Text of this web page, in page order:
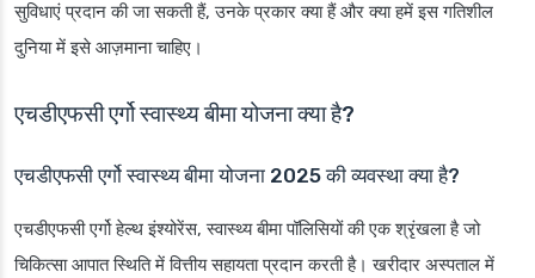
सुविधाएं प्रदान की जा सकती हैं, उनके प्रकार क्या हैं और क्या हमें इस गतिशील
दुनिया में इसे आज़माना चाहिए।
एचडीएफसी एर्गो स्वास्थ्य बीमा योजना क्या है?
एचडीएफसी एर्गो स्वास्थ्य बीमा योजना 2025 की व्यवस्था क्या है?
एचडीएफसी एर्गो हेल्थ इंश्योरेंस, स्वास्थ्य बीमा पॉलिसियों की एक श्रृंखला है जो
चिकित्सा आपात स्थिति में वित्तीय सहायता प्रदान करती है। खरीदार अस्पताल में